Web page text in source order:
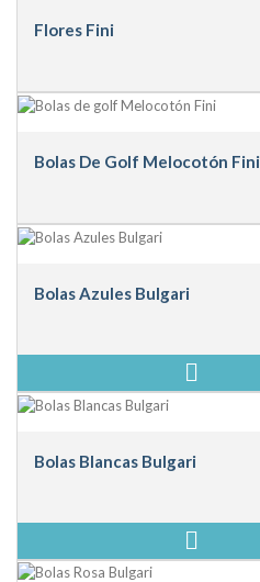
Flores Fini
Bolas De Golf Melocotón Fini
Bolas Azules Bulgari
Bolas Blancas Bulgari